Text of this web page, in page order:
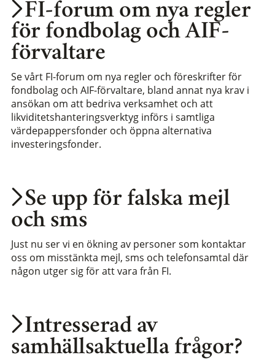
Intresserad av
samhällsaktuella frågor?
Se upp för falska mejl
och sms
Just nu ser vi en ökning av personer som kontaktar
oss om misstänkta mejl, sms och telefonsamtal där
någon utger sig för att vara från FI.
FI-forum om nya regler
för fondbolag och AIF-
förvaltare
Se vårt FI-forum om nya regler och föreskrifter för
fondbolag och AIF-förvaltare, bland annat nya krav i
ansökan om att bedriva verksamhet och att
likviditetshanteringsverktyg införs i samtliga
värdepappersfonder och öppna alternativa
investeringsfonder.